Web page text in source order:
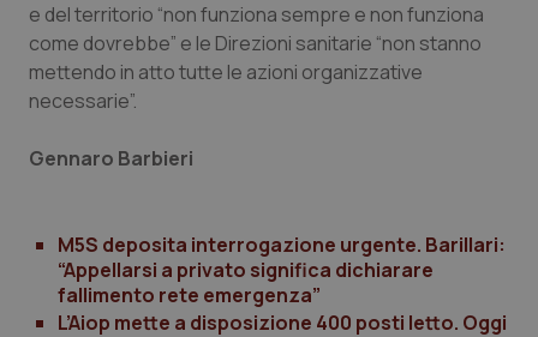
Veneto
Oncoematologia
Oncologia & Nutrizione
Psoriasi & pelle
Quotidiano Chirurgia
e del territorio “non funziona sempre e non funziona
come dovrebbe” e le Direzioni sanitarie “non stanno
mettendo in atto tutte le azioni organizzative
necessarie”.
Gennaro Barbieri
M5S deposita interrogazione urgente. Barillari:
“Appellarsi a privato significa dichiarare
fallimento rete emergenza”
L’Aiop mette a disposizione 400 posti letto. Oggi